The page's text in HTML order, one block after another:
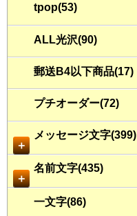
tpop(53)
ALL光沢(90)
郵送B4以下商品(17)
プチオーダー(72)
＋
メッセージ文字(399)
＋
名前文字(435)
一文字(86)